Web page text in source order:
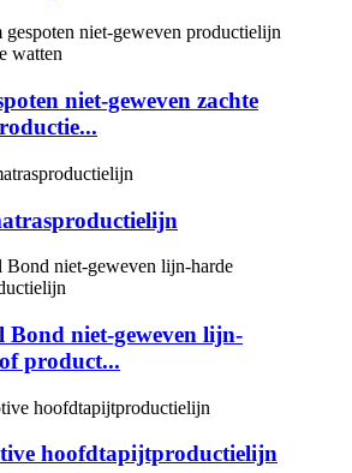
niet-geweven zachte
Bond niet-geweven lijn-
product...
hoofdtapijtproductielijn